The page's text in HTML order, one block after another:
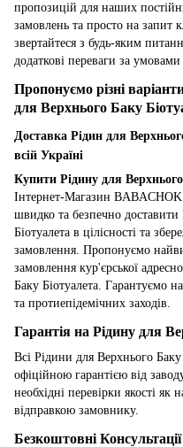
пропозицій для наших
замовлень та просто на запит
звертайтеся з будь-яким
додаткові переваги за
Пропонуємо різні
для Верхнього Баку
Доставка Рідин для
всій Україні
Купити Рідину для
Інтернет-Магазин BABACHOK
швидко та безпечно
Біотуалета в цілісності та
замовлення. Пропонуємо
замовлення кур'єрської
Баку Біотуалета. Гарантуємо
та протиепідемічних заходів.
Гарантія на Рідину для
Всі Рідини для Верхнього
офіційною гарантією від
необхідні перевірки якості як
відправкою замовнику.
Безкоштовні